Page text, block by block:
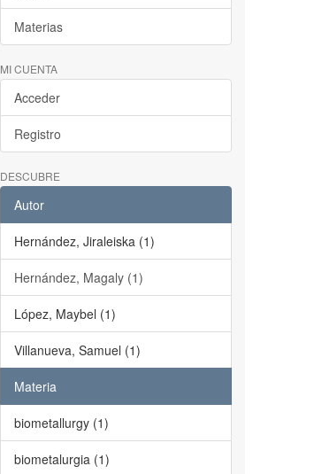
Materias
MI CUENTA
Acceder
Registro
DESCUBRE
Autor
Hernández, Jiraleiska (1)
Hernández, Magaly (1)
López, Maybel (1)
Villanueva, Samuel (1)
Materia
biometallurgy (1)
biometalurgia (1)